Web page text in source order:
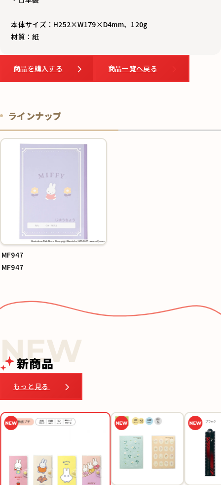
本体サイズ：H252×W179×D4mm、120g
材質：紙
商品を購入する 商品一覧へ戻る
ラインナップ
MF947
MF947
新商品
もっと見る